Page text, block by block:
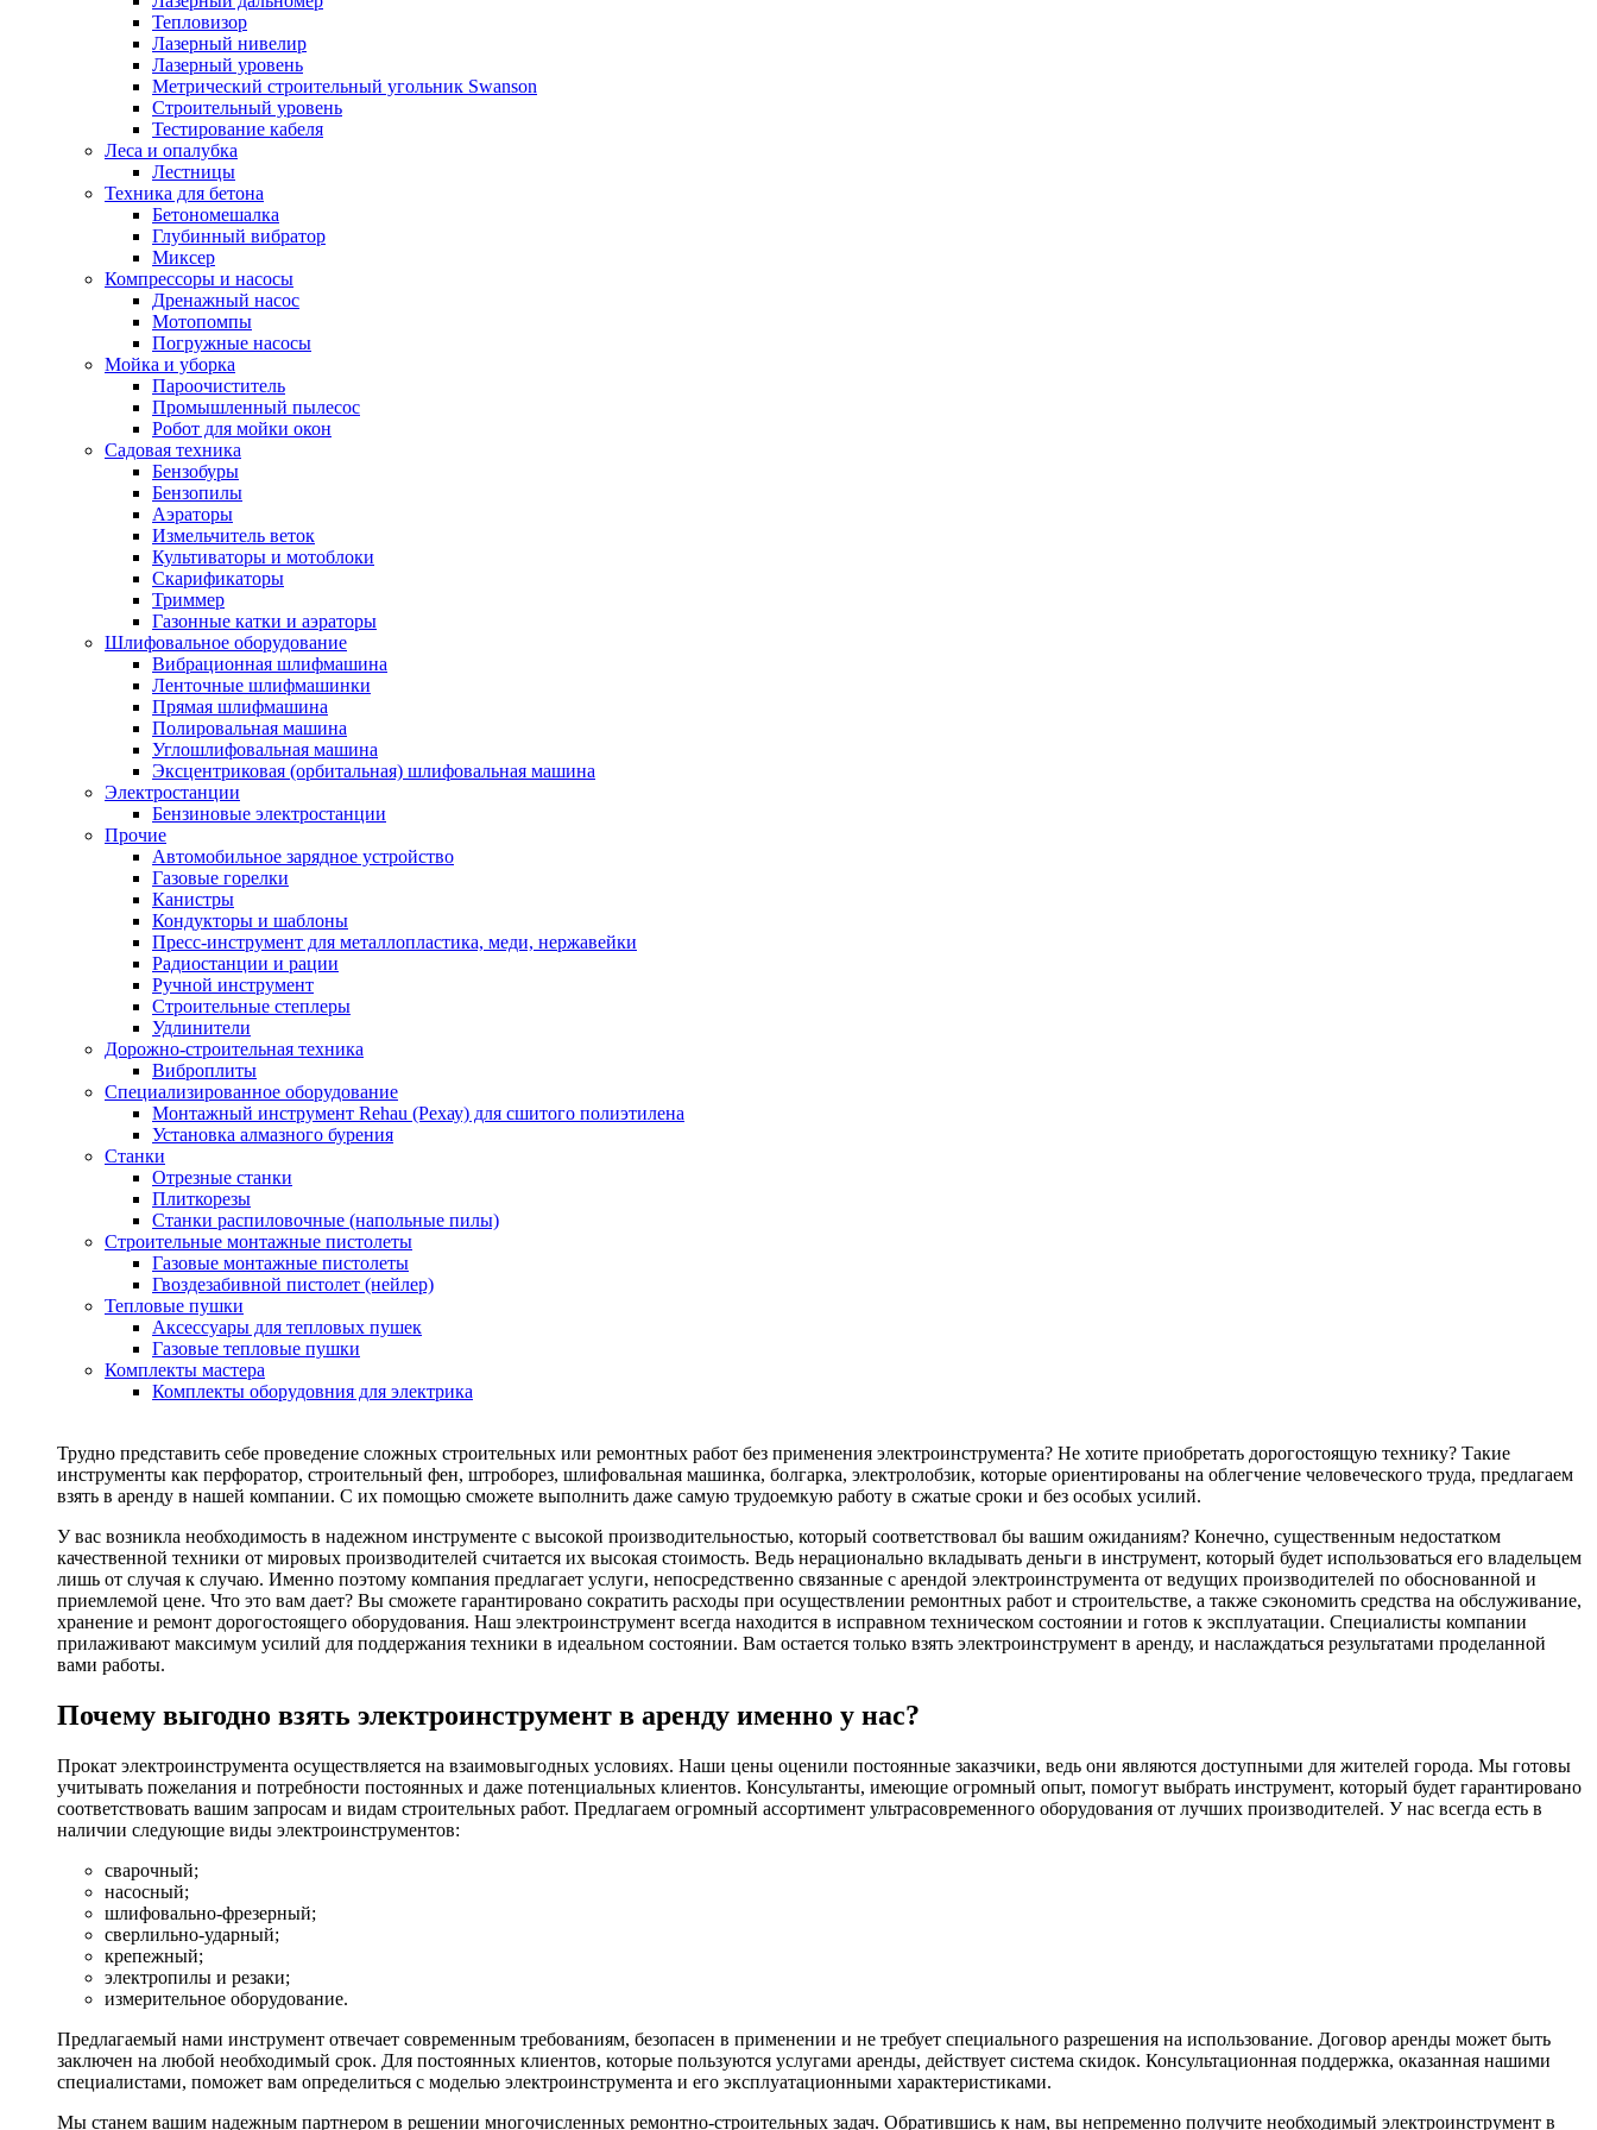
Тепловизор
Лазерный нивелир
Лазерный уровень
Метрический строительный угольник Swanson
Строительный уровень
Тестирование кабеля
Леса и опалубка
Лестницы
Техника для бетона
Бетономешалка
Глубинный вибратор
Миксер
Компрессоры и насосы
Дренажный насос
Мотопомпы
Погружные насосы
Мойка и уборка
Пароочиститель
Промышленный пылесос
Робот для мойки окон
Садовая техника
Бензобуры
Бензопилы
Аэраторы
Измельчитель веток
Культиваторы и мотоблоки
Скарификаторы
Триммер
Газонные катки и аэраторы
Шлифовальное оборудование
Вибрационная шлифмашина
Ленточные шлифмашинки
Прямая шлифмашина
Полировальная машина
Углошлифовальная машина
Эксцентриковая (орбитальная) шлифовальная машина
Электростанции
Бензиновые электростанции
Прочие
Автомобильное зарядное устройство
Газовые горелки
Канистры
Кондукторы и шаблоны
Пресс-инструмент для металлопластика, меди, нержавейки
Радиостанции и рации
Ручной инструмент
Строительные степлеры
Удлинители
Дорожно-строительная техника
Виброплиты
Специализированное оборудование
Монтажный инструмент Rehau (Рехау) для сшитого полиэтилена
Установка алмазного бурения
Станки
Отрезные станки
Плиткорезы
Станки распиловочные (напольные пилы)
Строительные монтажные пистолеты
Газовые монтажные пистолеты
Гвоздезабивной пистолет (нейлер)
Тепловые пушки
Аксессуары для тепловых пушек
Газовые тепловые пушки
Комплекты мастера
Комплекты оборудовния для электрика
Трудно представить себе проведение сложных строительных или ремонтных работ без применения электроинструмента? Не хотите приобретать дорогостоящую технику? Такие
инструменты как перфоратор, строительный фен, штроборез, шлифовальная машинка, болгарка, электролобзик, которые ориентированы на облегчение человеческого труда, предлагаем
взять в аренду в нашей компании. С их помощью сможете выполнить даже самую трудоемкую работу в сжатые сроки и без особых усилий.
У вас возникла необходимость в надежном инструменте с высокой производительностью, который соответствовал бы вашим ожиданиям? Конечно, существенным недостатком
качественной техники от мировых производителей считается их высокая стоимость. Ведь нерационально вкладывать деньги в инструмент, который будет использоваться его владельцем
лишь от случая к случаю. Именно поэтому компания предлагает услуги, непосредственно связанные с арендой электроинструмента от ведущих производителей по обоснованной и
приемлемой цене. Что это вам дает? Вы сможете гарантировано сократить расходы при осуществлении ремонтных работ и строительстве, а также сэкономить средства на обслуживание,
хранение и ремонт дорогостоящего оборудования. Наш электроинструмент всегда находится в исправном техническом состоянии и готов к эксплуатации. Специалисты компании
прилаживают максимум усилий для поддержания техники в идеальном состоянии. Вам остается только взять электроинструмент в аренду, и наслаждаться результатами проделанной
вами работы.
Почему выгодно взять электроинструмент в аренду именно у нас?
Прокат электроинструмента осуществляется на взаимовыгодных условиях. Наши цены оценили постоянные заказчики, ведь они являются доступными для жителей города. Мы готовы
учитывать пожелания и потребности постоянных и даже потенциальных клиентов. Консультанты, имеющие огромный опыт, помогут выбрать инструмент, который будет гарантировано
соответствовать вашим запросам и видам строительных работ. Предлагаем огромный ассортимент ультрасовременного оборудования от лучших производителей. У нас всегда есть в
наличии следующие виды электроинструментов:
сварочный;
насосный;
шлифовально-фрезерный;
сверлильно-ударный;
крепежный;
электропилы и резаки;
измерительное оборудование.
Предлагаемый нами инструмент отвечает современным требованиям, безопасен в применении и не требует специального разрешения на использование. Договор аренды может быть
заключен на любой необходимый срок. Для постоянных клиентов, которые пользуются услугами аренды, действует система скидок. Консультационная поддержка, оказанная нашими
специалистами, поможет вам определиться с моделью электроинструмента и его эксплуатационными характеристиками.
Мы станем вашим надежным партнером в решении многочисленных ремонтно-строительных задач. Обратившись к нам, вы непременно получите необходимый электроинструмент в